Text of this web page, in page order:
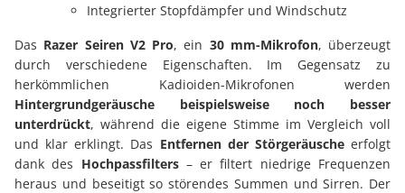
Integrierter Stopfdämpfer und Windschutz
Das Razer Seiren V2 Pro, ein 30 mm-Mikrofon, überzeugt
durch verschiedene Eigenschaften. Im Gegensatz zu
herkömmlichen Kadioiden-Mikrofonen werden
Hintergrundgeräusche beispielsweise noch besser
unterdrückt, während die eigene Stimme im Vergleich voll
und klar erklingt. Das Entfernen der Störgeräuscheerfolgt
dank des Hochpassfilters– er filtert niedrige Frequenzen
heraus und beseitigt so störendes Summen und Sirren. Der